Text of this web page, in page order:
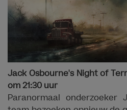
Jack Osbourne's Night of
om 21:30 uur
Paranormaal onderzoeker